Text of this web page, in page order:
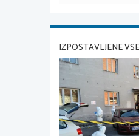
IZPOSTAVLJENE